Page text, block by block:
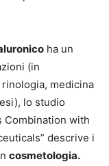
ha un
(in
medicina
lo studio
Combination with
descrive i
cosmetologia.